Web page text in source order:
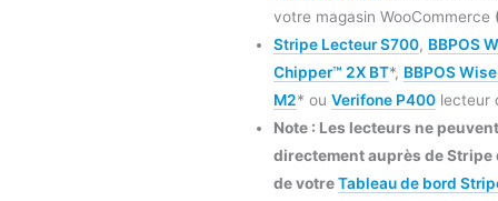
votre magasin WooCommerce
Stripe Lecteur S700, BBPOS
Chipper™ 2X BT*, BBPOS
M2* ouVerifone P400 lecteur
Note : Les lecteurs ne
directement auprès de
de votreTableau de bord